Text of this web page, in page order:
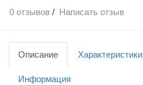
0 отзывов / Написать отзыв
Описание Характеристики
Информация